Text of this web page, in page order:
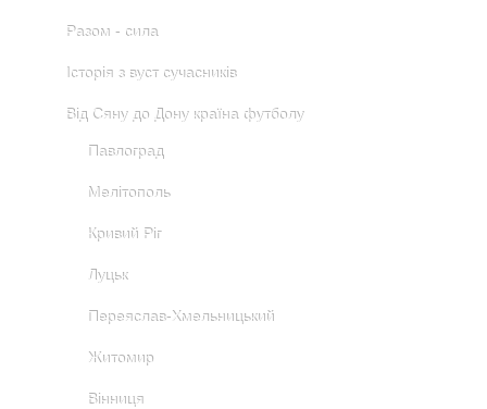
Разом - сила
Історія з вуст сучасників
Від Сяну до Дону країна футболу
Павлоград
Мелітополь
Кривий Ріг
Луцьк
Переяслав-Хмельницький
Житомир
Вінниця